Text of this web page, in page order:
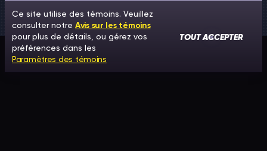
Ce site utilise des témoins. Veuillez
consulter notre Avis sur les témoins
pour plus de détails, ou gérez vos
préférences dans les
Paramètres des témoins
TOUT ACCEPTER